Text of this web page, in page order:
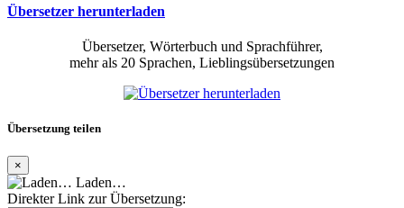
Übersetzer herunterladen
Übersetzer, Wörterbuch und Sprachführer,
mehr als 20 Sprachen, Lieblingsübersetzungen
Übersetzung teilen
×
Laden…
Direkter Link zur Übersetzung: